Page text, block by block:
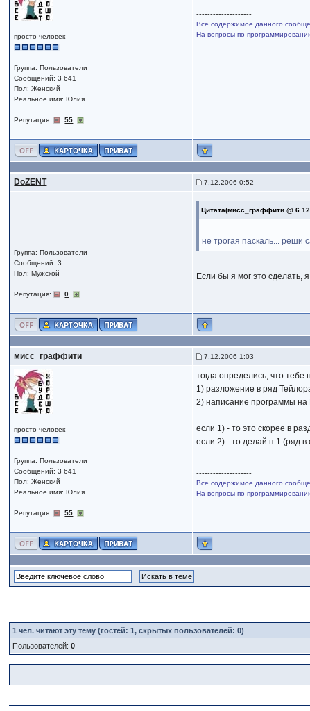
просто человек
Группа: Пользователи
Сообщений: 3 641
Пол: Женский
Реальное имя: Юлия
Репутация: 55
--------------------
Все содержимое данного
На вопросы по
DoZENT 7.12.2006 0:52
Группа: Пользователи
Сообщений: 3
Пол: Мужской
Репутация: 0
Цитата(мисс_граффити @
не трогая паскаль... реши
Если бы я мог это сделать,
мисс_граффити 7.12.2006 1:03
просто человек
Группа: Пользователи
Сообщений: 3 641
Пол: Женский
Реальное имя: Юлия
Репутация: 55
тогда определись, что тебе
1) разложение в ряд
2) написание программы на
если 1) - то это скорее в
если 2) - то делай п.1 (ряд
--------------------
Все содержимое данного
На вопросы по
1 чел. читают эту тему (гостей: 1, скрытых пользователей: 0)
Пользователей:0